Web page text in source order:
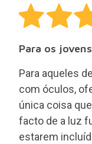
Para os
Para aqueles
com óculos,
única coisa
facto de a luz
estarem